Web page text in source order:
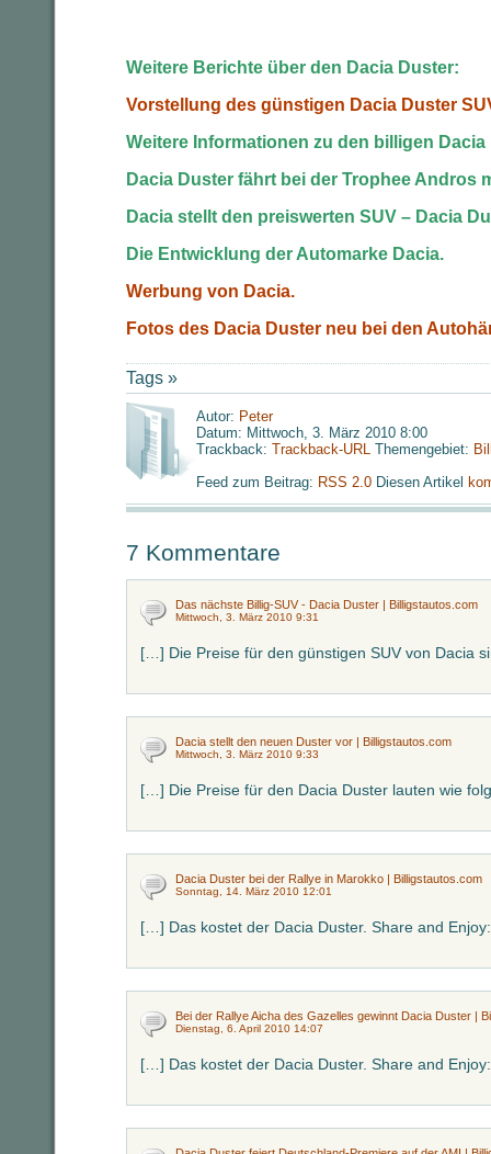
Weitere Berichte über den Dacia Duster:
Vorstellung des günstigen Dacia Duster
Weitere Informationen zu den billigen Dacia
Dacia Duster fährt bei der Trophee Andros
Dacia stellt den preiswerten SUV – Dacia
Die Entwicklung der Automarke Dacia.
Werbung von Dacia.
Fotos des Dacia Duster neu bei den
Tags »
Autor: Peter
Datum: Mittwoch, 3. März 2010 8:00
Trackback: Trackback-URL Themengebiet:
Feed zum Beitrag: RSS 2.0 Diesen Artikel
7 Kommentare
Das nächste Billig-SUV - Dacia Duster | Billigstautos.com
Mittwoch, 3. März 2010 9:31
[…] Die Preise für den günstigen SUV von Dacia
Dacia stellt den neuen Duster vor | Billigstautos.com
Mittwoch, 3. März 2010 9:33
[…] Die Preise für den Dacia Duster lauten wie
Dacia Duster bei der Rallye in Marokko | Billigstautos.com
Sonntag, 14. März 2010 12:01
[…] Das kostet der Dacia Duster. Share and
Bei der Rallye Aicha des Gazelles gewinnt Dacia Duster |
Dienstag, 6. April 2010 14:07
[…] Das kostet der Dacia Duster. Share and